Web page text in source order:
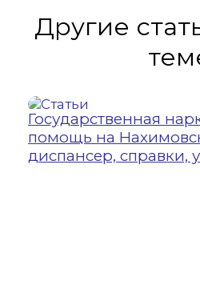
Другие
Государственная
помощь на
диспансер, справки,